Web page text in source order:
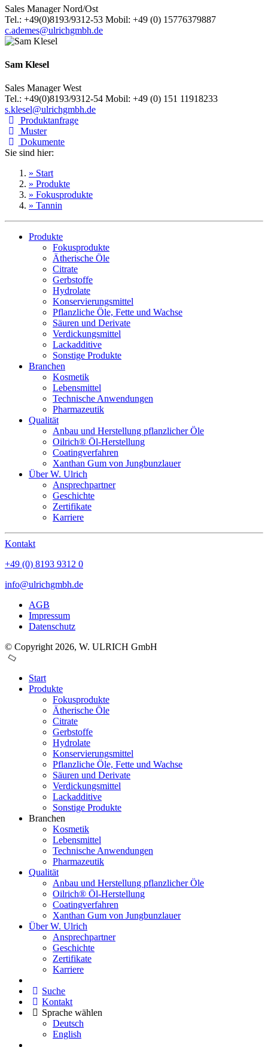
Sales Manager Nord/Ost
Tel.: +49(0)8193/9312-53 Mobil: +49 (0) 15776379887
c.ademes@ulrichgmbh.de
Sam Klesel
Sales Manager West
Tel.: +49(0)8193/9312-54 Mobil: +49 (0) 151 11918233
s.klesel@ulrichgmbh.de
Produktanfrage
Muster
Dokumente
Sie sind hier:
» Start
» Produkte
» Fokusprodukte
» Tannin
Produkte
Fokusprodukte
Ätherische Öle
Citrate
Gerbstoffe
Hydrolate
Konservierungsmittel
Pflanzliche Öle, Fette und Wachse
Säuren und Derivate
Verdickungsmittel
Lackadditive
Sonstige Produkte
Branchen
Kosmetik
Lebensmittel
Technische Anwendungen
Pharmazeutik
Qualität
Anbau und Herstellung pflanzlicher Öle
Oilrich® Öl-Herstellung
Coatingverfahren
Xanthan Gum von Jungbunzlauer
Über W. Ulrich
Ansprechpartner
Geschichte
Zertifikate
Karriere
Kontakt
+49 (0) 8193 9312 0
info@ulrichgmbh.de
AGB
Impressum
Datenschutz
© Copyright 2026, W. ULRICH GmbH
Start
Produkte
Fokusprodukte
Ätherische Öle
Citrate
Gerbstoffe
Hydrolate
Konservierungsmittel
Pflanzliche Öle, Fette und Wachse
Säuren und Derivate
Verdickungsmittel
Lackadditive
Sonstige Produkte
Branchen
Kosmetik
Lebensmittel
Technische Anwendungen
Pharmazeutik
Qualität
Anbau und Herstellung pflanzlicher Öle
Oilrich® Öl-Herstellung
Coatingverfahren
Xanthan Gum von Jungbunzlauer
Über W. Ulrich
Ansprechpartner
Geschichte
Zertifikate
Karriere
Suche
Kontakt
Sprache wählen
Deutsch
English